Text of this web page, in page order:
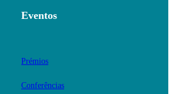
Eventos
Prémios
Conferências